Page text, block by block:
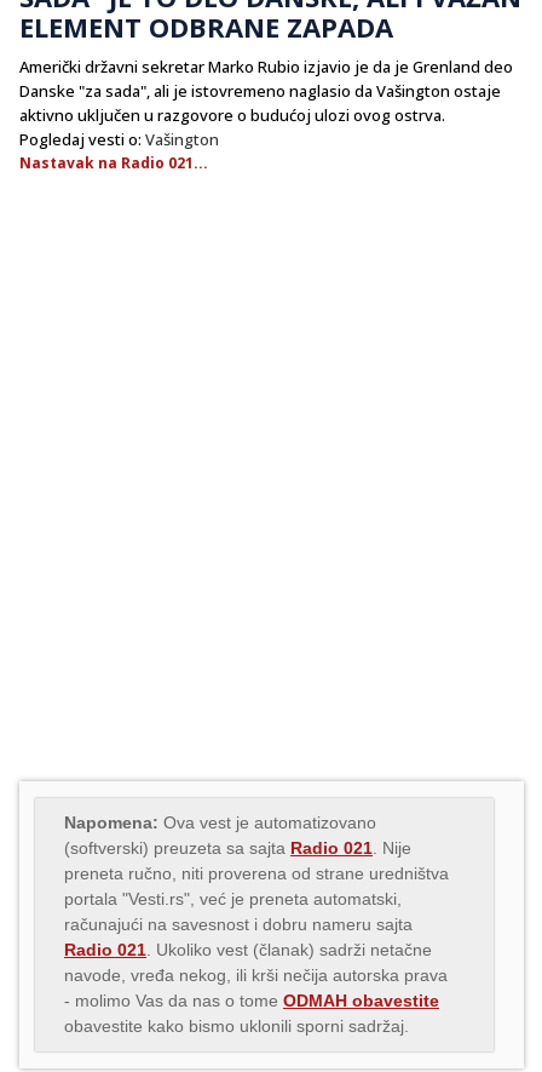
ELEMENT ODBRANE ZAPADA
Američki državni sekretar Marko Rubio izjavio je da je Grenland deo
Danske "za sada", ali je istovremeno naglasio da Vašington ostaje
aktivno uključen u razgovore o budućoj ulozi ovog ostrva.
Pogledaj vesti o: Vašington
Nastavak na Radio 021...
Napomena: Ova vest je automatizovano
(softverski) preuzeta sa sajta Radio 021 . Nije
preneta ručno, niti proverena od strane uredništva
portala "Vesti.rs", već je preneta automatski,
računajući na savesnost i dobru nameru sajta
Radio 021 . Ukoliko vest (članak) sadrži netačne
navode, vređa nekog, ili krši nečija autorska prava
- molimo Vas da nas o tome ODMAH obavestite
obavestite kako bismo uklonili sporni sadržaj.